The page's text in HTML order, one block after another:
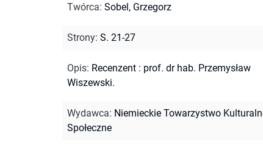
Twórca: Sobel, Grzegorz
Strony: S. 21-27
Opis: Recenzent : prof. dr hab. Przemysław
Wiszewski.
Wydawca: Niemieckie Towarzystwo
Społeczne